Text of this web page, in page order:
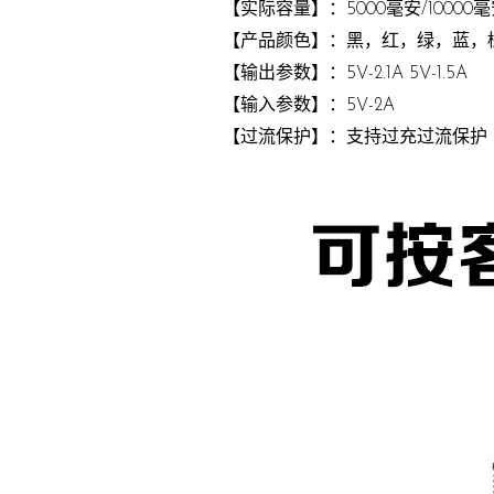
【实际容量】：5000毫安/10000
【产品颜色】：黑，红，绿，蓝，
【输出参数】：5V-2.1A 5V-1.5A
【输入参数】：5V-2A
【过流保护】：支持过充过流保护